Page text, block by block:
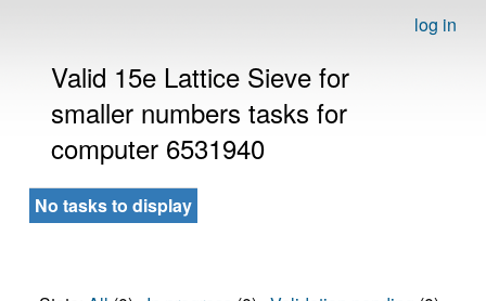
log in
Valid 15e Lattice Sieve for
smaller numbers tasks for
computer 6531940
No tasks to display